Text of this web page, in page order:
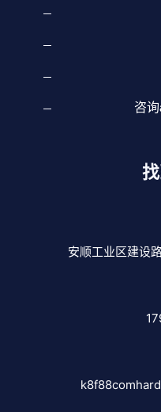
咨询
安顺工业区建设